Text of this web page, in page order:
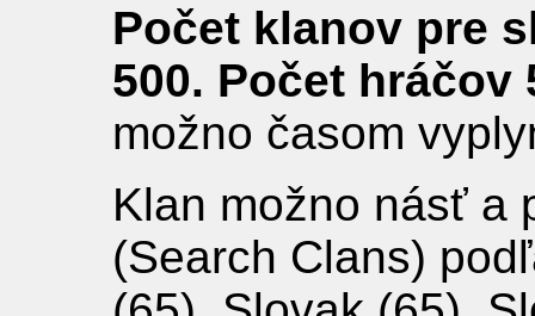
Počet klanov pre
500. Počet hráčov
možno časom
Klan možno násť a
(Search Clans)